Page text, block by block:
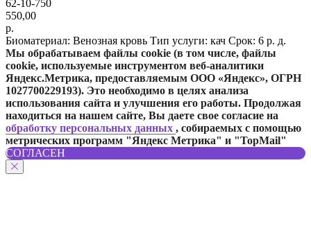
62-10-750
550,00
р.
Биоматериал: Венозная кровь Тип услуги: кач Срок: 6 р. д.
Мы обрабатываем файлы cookie (в том числе, файлы
cookie, используемые инструментом веб-аналитики
Яндекс.Метрика, предоставляемым ООО «Яндекс», ОГРН
1027700229193). Это необходимо в целях анализа
использования сайта и улучшения его работы. Продолжая
находиться на нашем сайте, Вы даете свое согласие на
обработку персональных данных , собираемых с помощью
метрических программ "Яндекс Метрика" и "TopMail"
СОГЛАСЕН
Задайте их нам в данной заявке,
а мы пришлем вам ответ.
Отправить